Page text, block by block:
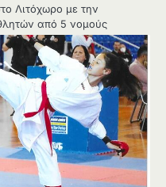
Λιτόχωρο με την
από 5 νομούς